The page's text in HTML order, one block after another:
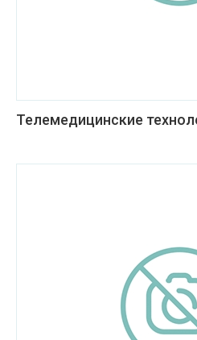
Телемедицинские